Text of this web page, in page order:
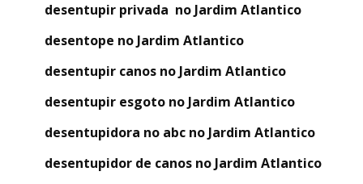
desentupir privada no Jardim Atlantico
desentope no Jardim Atlantico
desentupir canos no Jardim Atlantico
desentupir esgoto no Jardim Atlantico
desentupidora no abc no Jardim Atlantico
desentupidor de canos no Jardim Atlantico